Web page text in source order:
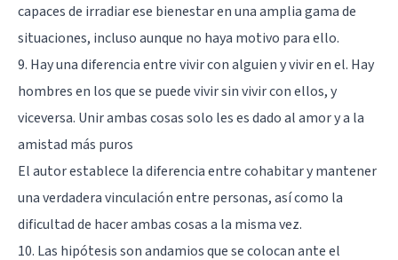
capaces de irradiar ese bienestar en una amplia gama de
situaciones, incluso aunque no haya motivo para ello.
9. Hay una diferencia entre vivir con alguien y vivir en el. Hay
hombres en los que se puede vivir sin vivir con ellos, y
viceversa. Unir ambas cosas solo les es dado al amor y a la
amistad más puros
El autor establece la diferencia entre cohabitar y mantener
una verdadera vinculación entre personas, así como la
dificultad de hacer ambas cosas a la misma vez.
10. Las hipótesis son andamios que se colocan ante el